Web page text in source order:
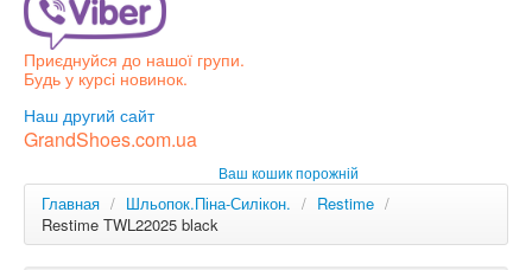
Таблиця розмірів
Вхід для покупця
РОС
Приєднуйся до нашої групи.
Будь у курсі новинок.
Наш другий сайт
GrandShoes.com.ua
Ваш кошик порожній
Главная / Шльопок.Піна-Силікон. / Restime /
Restime TWL22025 black